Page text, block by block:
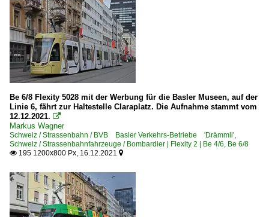
Be 6/8 Flexity 5028 mit der Werbung für die Basler Museen, auf der
Linie 6, fährt zur Haltestelle Claraplatz. Die Aufnahme stammt vom
12.12.2021. 
Markus Wagner
Schweiz / Strassenbahn / BVB Basler Verkehrs-Betriebe 'Drämmli',
Schweiz / Strassenbahnfahrzeuge / Bombardier | Flexity 2 | Be 4/6, Be 6/8
 195 1200x800 Px, 16.12.2021 